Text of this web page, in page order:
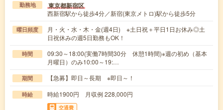
勤務地 東京都新宿区
西新宿駅から徒歩4分／新宿(東京メトロ)駅から徒歩5分
曜日頻度
月・火・水・木・金(週4日) ※土日祝＋平日1日お休み◎土
日祝休みの週5日勤務もOK！
時間
09:30～18:00(実働7時間30分 休憩1時間)※週の初め（基本
月曜日）のみ10:00～19:…
期間 【急募】即日～長期 ※即日～！
時給 時給1900円 月収例 228,000円
交通費